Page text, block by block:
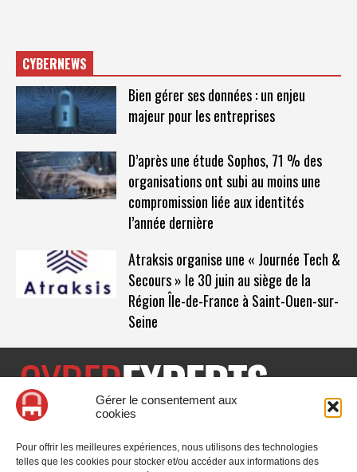
Gérer le consentement aux
cookies
Pour offrir les meilleures expériences, nous utilisons des technologies
telles que les cookies pour stocker et/ou accéder aux informations des
CYBERNEWS
Bien gérer ses données : un enjeu
majeur pour les entreprises
D’après une étude Sophos, 71 % des
organisations ont subi au moins une
compromission liée aux identités
l’année dernière
Atraksis organise une « Journée Tech &
Secours » le 30 juin au siège de la
Région Île-de-France à Saint-Ouen-sur-
Seine
CyberExperts.tech est un média dédié à la sécurité informatique
l'actualité, des retours d'utilisateurs, des évènements, des livres
blancs et les nominations du secteur. Retrouvez toutes les